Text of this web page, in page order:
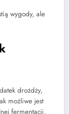
wygody, ale
drożdży,
możliwe jest
fermentacji,